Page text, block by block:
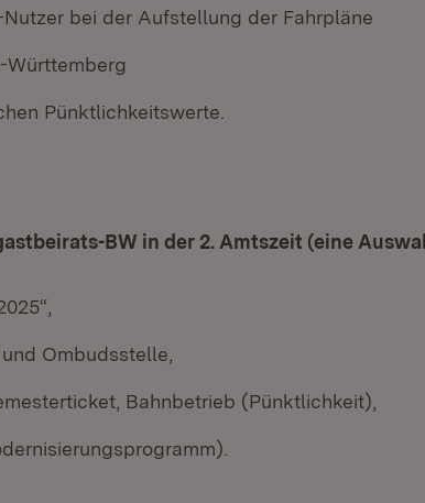
bei der Aufstellung der Fahrpläne
Württemberg
Pünktlichkeitswerte.
BW in der 2. Amtszeit (eine
Ombudsstelle,
Bahnbetrieb (Pünktlichkeit),